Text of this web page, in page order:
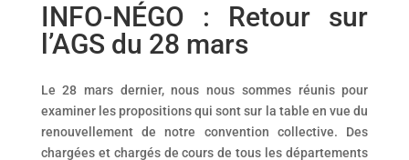
INFO-NÉGO : Retour sur
l’AGS du 28 mars
Le 28 mars dernier, nous nous sommes réunis pour
examiner les propositions qui sont sur la table en vue du
renouvellement de notre convention collective. Des
chargées et chargés de cours de tous les départements